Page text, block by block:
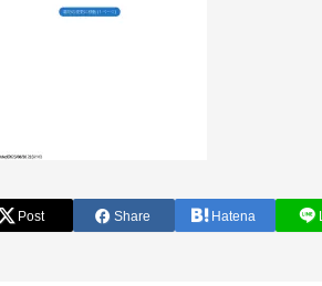
Post Share Hatena